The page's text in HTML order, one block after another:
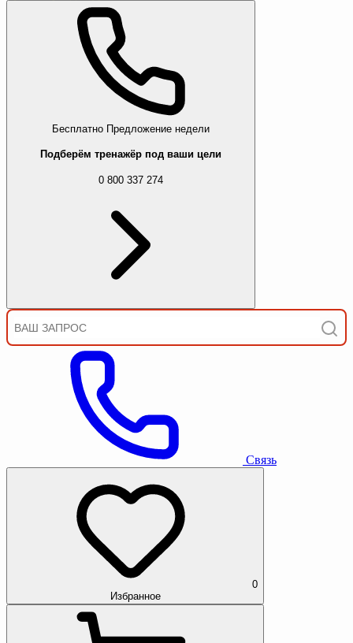
Бесплатно Предложение недели
Подберём тренажёр под ваши цели
0 800 337 274
Связь
0
Избранное